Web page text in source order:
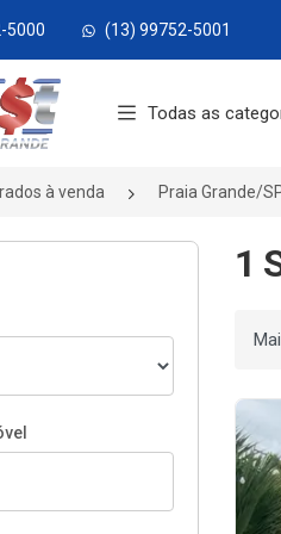
5000 (13) 99752-5001
Todas as
à venda Praia Grande/
1